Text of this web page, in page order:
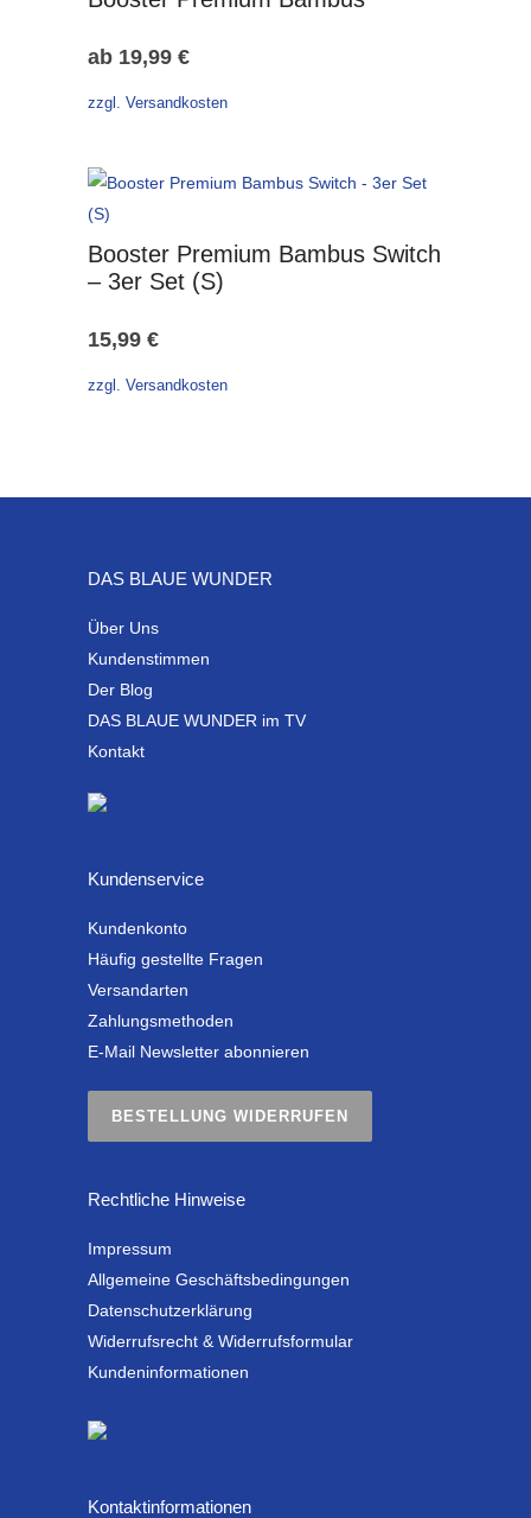
ab 19,99 €
zzgl. Versandkosten
Booster Premium Bambus Switch
– 3er Set (S)
15,99 €
zzgl. Versandkosten
DAS BLAUE WUNDER
Über Uns
Kundenstimmen
Der Blog
DAS BLAUE WUNDER im TV
Kontakt
Kundenservice
Kundenkonto
Häufig gestellte Fragen
Versandarten
Zahlungsmethoden
E-Mail Newsletter abonnieren
BESTELLUNG WIDERRUFEN
Rechtliche Hinweise
Impressum
Allgemeine Geschäftsbedingungen
Datenschutzerklärung
Widerrufsrecht & Widerrufsformular
Kundeninformationen
Kontaktinformationen